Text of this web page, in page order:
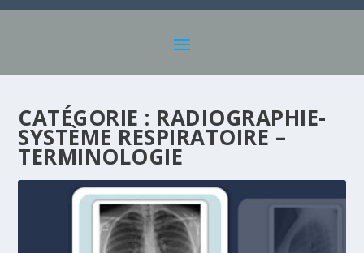
CATÉGORIE : RADIOGRAPHIE-
SYSTÈME RESPIRATOIRE –
TERMINOLOGIE